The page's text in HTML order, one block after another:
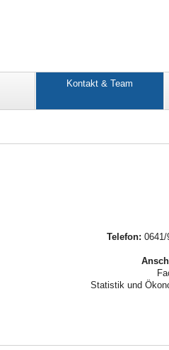
Kontakt & Team
Telefon: 0641/
Statistik und